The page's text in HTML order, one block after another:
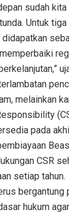
sudah
Untuk
melainkan
pada
CSR
setiap tahun.
bergantung
hukum